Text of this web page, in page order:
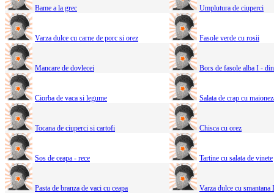
Bame a la grec Umplutura de ciuperci
Varza dulce cu carne de porc si orez Fasole verde cu rosii
Mancare de dovlecei Bors de fasole alba I -
Ciorba de vaca si legume Salata de crap cu
Tocana de ciuperci si cartofi Chisca cu orez
Sos de ceapa - rece Tartine cu salata de vinete
Pasta de branza de vaci cu ceapa Varza dulce cu smantana I